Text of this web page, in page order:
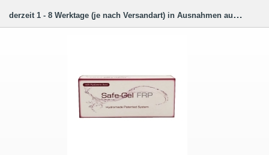
derzeit 1 - 8 Werktage (je nach Versandart) in Ausnahmen auch länger.